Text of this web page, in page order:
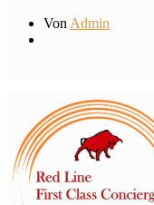
Von Admin